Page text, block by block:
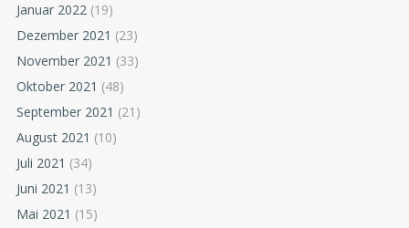
Januar 2022 (19)
Dezember 2021 (23)
November 2021 (33)
Oktober 2021 (48)
September 2021 (21)
August 2021 (10)
Juli 2021 (34)
Juni 2021 (13)
Mai 2021 (15)